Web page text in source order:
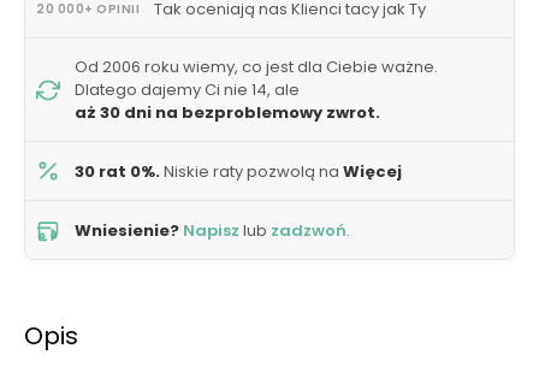
20 000+ OPINII
Tak oceniają nas Klienci tacy jak Ty
Od 2006 roku wiemy, co jest dla Ciebie ważne.
Dlatego dajemy Ci nie 14, ale
aż 30 dni na bezproblemowy zwrot.
30 rat 0%.Niskie raty pozwolą na Więcej
Wniesienie? Napisz lub zadzwoń.
Opis